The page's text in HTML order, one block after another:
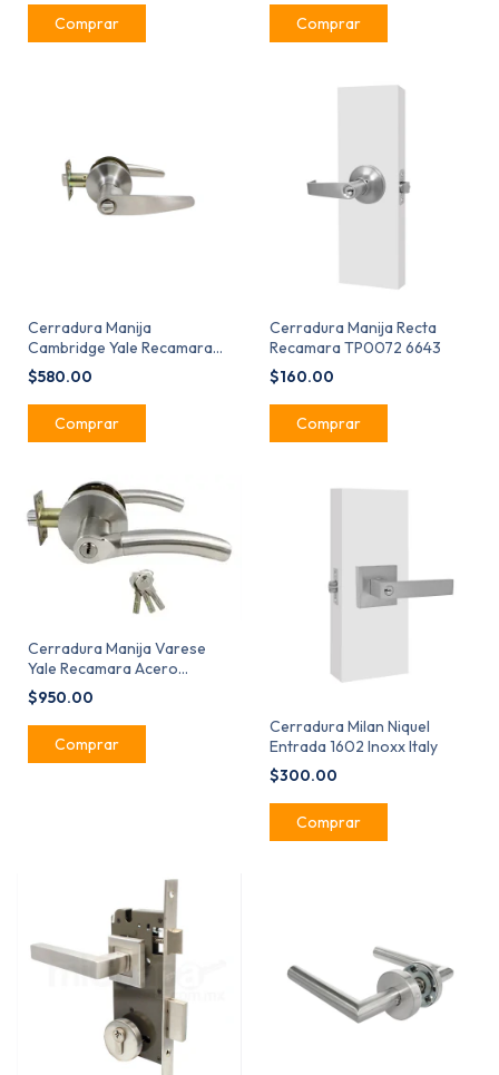
Cerradura Manija
Cambridge Yale Recamara
Niquel Satinado MX80505
$580.00
Cerradura Manija Recta
Recamara TP0072 6643
$160.00
Cerradura Manija Varese
Yale Recamara Acero
Inoxidable MX86034
$950.00
Cerradura Milan Niquel
Entrada 1602 Inoxx Italy
$300.00